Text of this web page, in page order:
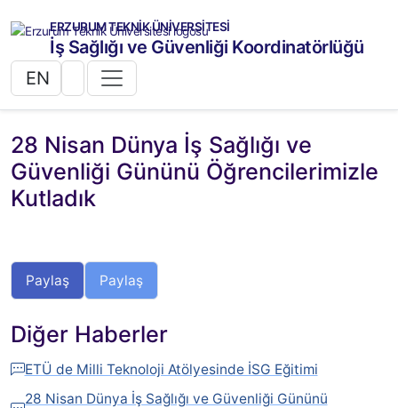
ERZURUM TEKNİK ÜNİVERSİTESİ
İş Sağlığı ve Güvenliği Koordinatörlüğü
EN
28 Nisan Dünya İş Sağlığı ve
Güvenliği Gününü Öğrencilerimizle
Kutladık
Paylaş Paylaş
Diğer Haberler
ETÜ de Milli Teknoloji Atölyesinde İSG Eğitimi
28 Nisan Dünya İş Sağlığı ve Güvenliği Gününü